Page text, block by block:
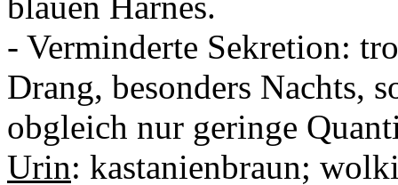
- Verminderte Sekretion:
Drang, besonders Nachts,
obgleich nur geringe
Urin: kastanienbraun;